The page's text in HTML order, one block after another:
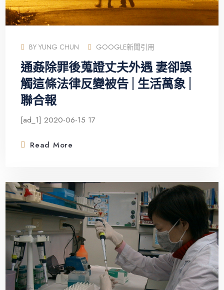
BYYUNG CHUN GOOGLE新聞引用
通姦除罪後蒐證丈夫外遇 妻卻誤
觸這條法律反變被告 | 生活萬象 |
聯合報
[ad_1] 2020-06-15 17
Read More